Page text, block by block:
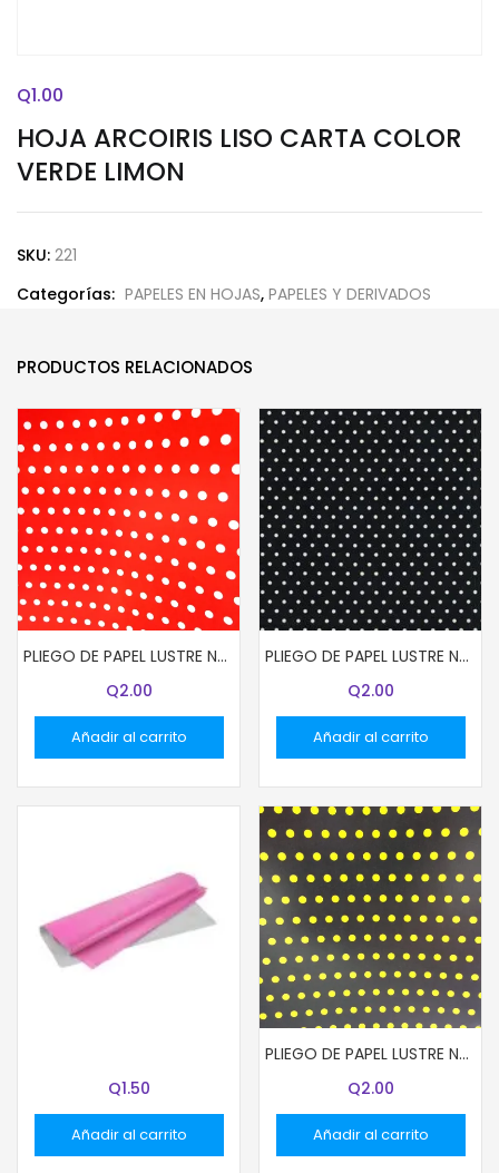
HOJA ARCOIRIS LISO CARTA COLOR
VERDE LIMON
Q1.00
SKU: 221
Categorías: PAPELES EN HOJAS, PAPELES Y DERIVADOS
PRODUCTOS RELACIONADOS
PLIEGO DE PAPEL LUSTRE NARANJA CON PUNTITOS
Q2.00
Añadir al carrito
PLIEGO DE PAPEL LUSTRE NEGRO CON PUNTITOS BLANCOS
Q2.00
Añadir al carrito
Q1.50
Añadir al carrito
PLIEGO DE PAPEL LUSTRE NEGRO CON PUNTITOS VERDES
Q2.00
Añadir al carrito